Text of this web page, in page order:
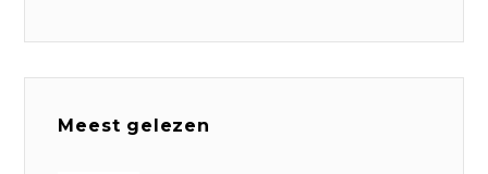
Meest gelezen